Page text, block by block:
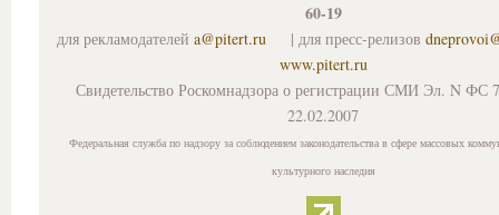
60-19
для рекламодателей a@pitert.ru | для пресс-релизов
www.pitert.ru
Свидетельство Роскомнадзора о регистрации СМИ Эл. N ФС
22.02.2007
Федеральная служба по надзору за соблюдением законодательства в сфере массовых
культурного наследия